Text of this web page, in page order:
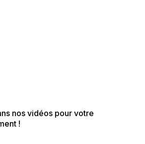
nos vidéos pour votre
!